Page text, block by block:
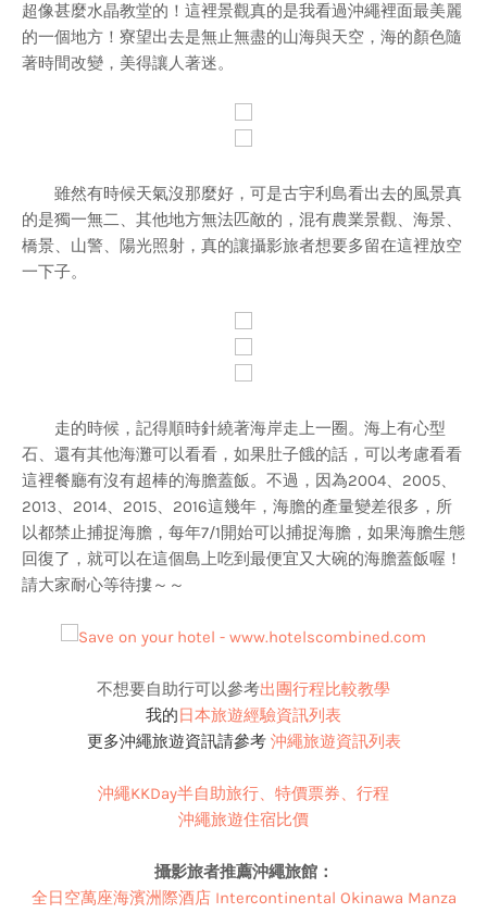
超像甚麼水晶教堂的！這裡景觀真的是我看過沖繩裡面最美麗
的一個地方！寮望出去是無止無盡的山海與天空，海的顏色隨
著時間改變，美得讓人著迷。
雖然有時候天氣沒那麼好，可是古宇利島看出去的風景真
的是獨一無二、其他地方無法匹敵的，混有農業景觀、海景、
橋景、山警、陽光照射，真的讓攝影旅者想要多留在這裡放空
一下子。
走的時候，記得順時針繞著海岸走上一圈。海上有心型
石、還有其他海灘可以看看，如果肚子餓的話，可以考慮看看
這裡餐廳有沒有超棒的海膽蓋飯。不過，因為2004、2005、
2013、2014、2015、2016這幾年，海膽的產量變差很多，所
以都禁止捕捉海膽，每年7/1開始可以捕捉海膽，如果海膽生態
回復了，就可以在這個島上吃到最便宜又大碗的海膽蓋飯喔！
請大家耐心等待摟～～
不想要自助行可以參考出團行程比較教學
我的日本旅遊經驗資訊列表
更多沖繩旅遊資訊請參考 沖繩旅遊資訊列表
沖繩KKDay半自助旅行、特價票券、行程
沖繩旅遊住宿比價
攝影旅者推薦沖繩旅館：
全日空萬座海濱洲際酒店 Intercontinental Okinawa Manza